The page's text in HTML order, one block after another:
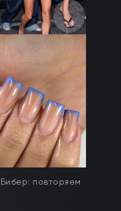
повторяем